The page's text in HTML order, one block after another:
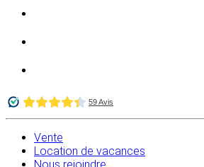
Vente
Location de vacances